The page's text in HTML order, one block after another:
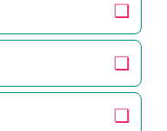
❏
❏
❏